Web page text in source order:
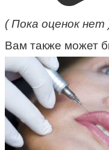
( Пока оценок нет
Вам также может